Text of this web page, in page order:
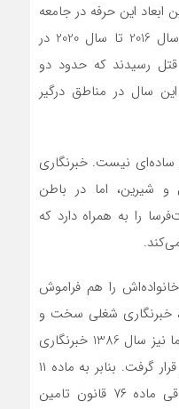
این حرفه در جامعه
توجه نکرده باشند بطور مثال از سال 2016 تا سال 2020 در
به قتل رسیدند که حدود دو
سال در مناطق درگیر
ساده‌ای نیست. خبرنگاری
اما در باطن
را به همراه دارد که
را هم فراموش
خبرنگاری شغلی سخت و
زیان‌آور شمرده می‌شود. در کشور ما نیز سال 1386 خبرنگاری
در رده شغل‌های سخت و زیان‌آور قرار گرفت. بنابر به ماده ۱۱
آیین نامه اجرایی تبصره (۲) الحاقی ماده ۷۶ قانون تامین